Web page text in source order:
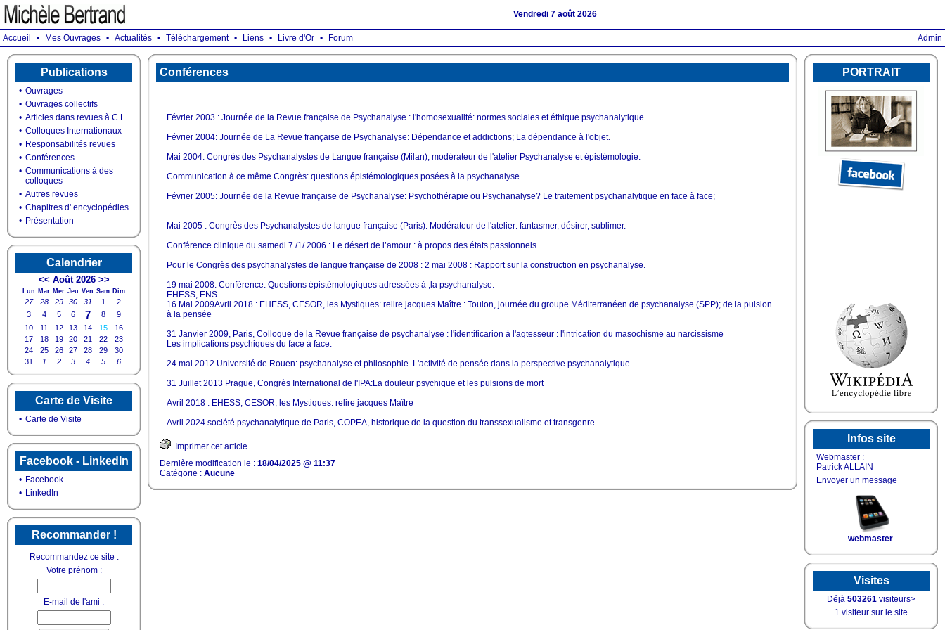
Vendredi 7 août 2026
Accueil • Mes Ouvrages • Actualités • Téléchargement • Liens • Livre d'Or • Forum Admin
Publications
• Ouvrages
• Ouvrages collectifs
• Articles dans revues à C.L
• Colloques Internationaux
• Responsabilités revues
• Conférences
• Communications à des
colloques
• Autres revues
• Chapitres d' encyclopédies
• Présentation
Calendrier
<< Août 2026 >>
Lun Mar Mer Jeu Ven Sam Dim
27 28 29 30 31 1
2
3
4 5 6 7 8
9
10
11 12 13 14 15
16
17
18 19 20 21 22
23
24
25 26 27 28 29
30
31
1 2 3 4 5 6
Carte de Visite
• Carte de Visite
Facebook - LinkedIn
• Facebook
• LinkedIn
Recommander !
Recommandez ce site :
Votre prénom :
E-mail de l'ami :
Conférences
Février 2003 : Journée de la Revue française de Psychanalyse : l'homosexualité: normes sociales et éthique psychanalytique
Février 2004: Journée de La Revue française de Psychanalyse: Dépendance et addictions; La dépendance à l'objet.
Mai 2004: Congrès des Psychanalystes de Langue française (Milan); modérateur de l'atelier Psychanalyse et épistémologie.
Communication à ce même Congrès: questions épistémologiques posées à la psychanalyse.
Février 2005: Journée de la Revue française de Psychanalyse: Psychothérapie ou Psychanalyse? Le traitement psychanalytique en face à face;
Mai 2005 : Congrès des Psychanalystes de langue française (Paris): Modérateur de l'atelier: fantasmer, désirer, sublimer.
Conférence clinique du samedi 7 /1/ 2006 : Le désert de l’amour : à propos des états passionnels.
Pour le Congrès des psychanalystes de langue française de 2008 : 2 mai 2008 : Rapport sur la construction en psychanalyse.
19 mai 2008: Conférence: Questions épistémologiques adressées à ,la psychanalyse.
EHESS, ENS
16 Mai 2009Avril 2018 : EHESS, CESOR, les Mystiques: relire jacques Maître : Toulon, journée du groupe Méditerranéen de psychanalyse (SPP); de la pulsion
à la pensée
31 Janvier 2009, Paris, Colloque de la Revue française de psychanalyse : l'identificarion à l'agtesseur : l'intrication du masochisme au narcissisme
Les implications psychiques du face à face.
24 mai 2012 Université de Rouen: psychanalyse et philosophie. L'activité de pensée dans la perspective psychanalytique
31 Juillet 2013 Prague, Congrès International de l'IPA:La douleur psychique et les pulsions de mort
Avril 2018 : EHESS, CESOR, les Mystiques: relire jacques Maître
Avril 2024 société psychanalytique de Paris, COPEA, historique de la question du transsexualisme et transgenre
Imprimer cet article
Dernière modification le : 18/04/2025 @ 11:37
Catégorie : Aucune
PORTRAIT
Infos site
Webmaster :
Patrick ALLAIN
Envoyer un message
webmaster.
Visites
Déjà 503261 visiteurs>
1 visiteur sur le site